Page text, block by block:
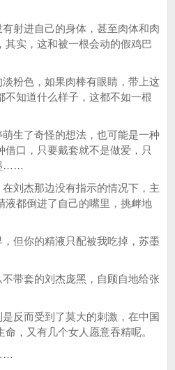
进自己的身体，甚至肉体和肉
其实，这和被一根会动的假鸡巴
粉色，如果肉棒有眼睛，带上这
不知道什么样子，这都不如一根
了奇怪的想法，也可能是一种
口，只要戴套就不是做爱，只
……
杰那边没有指示的情况下，主
液都倒进了自己的嘴里，挑衅地
你的精液只配被我吃掉，苏墨
套的刘杰庞黑，自顾自地给张
而受到了莫大的刺激，在中国
，又有几个女人愿意吞精呢。